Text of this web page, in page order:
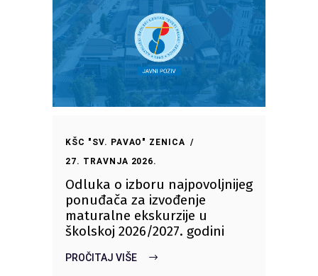
KŠC "SV. PAVAO" ZENICA
27. TRAVNJA 2026.
Odluka o izboru najpovoljnijeg
ponuđača za izvođenje
maturalne ekskurzije u
školskoj 2026/2027. godini
PROČITAJ VIŠE